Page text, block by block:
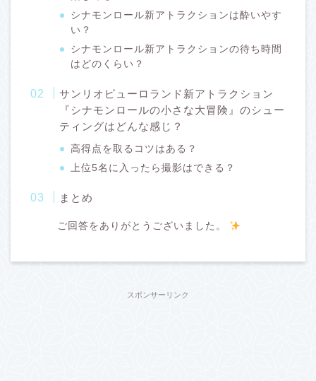
シナモンロール新アトラクションは酔いやす
い？
シナモンロール新アトラクションの待ち時間
はどのくらい？
サンリオピューロランド新アトラクション
『シナモンロールの小さな大冒険』のシュー
ティングはどんな感じ？
高得点を取るコツはある？
上位5名に入ったら撮影はできる？
まとめ
ご回答をありがとうございました。
スポンサーリンク